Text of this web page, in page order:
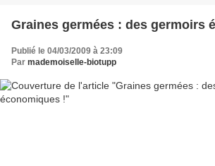
Graines germées : des germoirs
Publié le 04/03/2009 à 23:09
Par mademoiselle-biotupp